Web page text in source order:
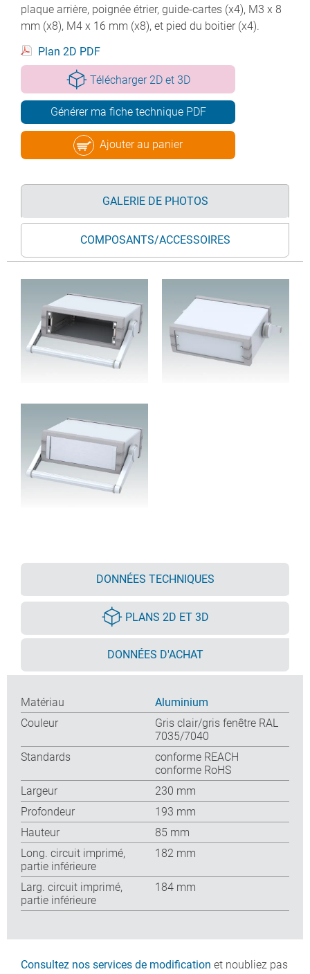
plaque arrière, poignée étrier, guide-cartes (x4), M3 x 8
mm (x8), M4 x 16 mm (x8), et pied du boitier (x4).
Plan 2D PDF
Télécharger 2D et 3D
Générer ma fiche technique PDF
Ajouter au panier
GALERIE DE PHOTOS
COMPOSANTS/ACCESSOIRES
DONNÉES TECHNIQUES
PLANS 2D ET 3D
DONNÉES D'ACHAT
Matériau
Aluminium
Couleur
Gris clair/gris fenêtre RAL
7035/7040
Standards
conforme REACH
conforme RoHS
Largeur
230 mm
Profondeur
193 mm
Hauteur
85 mm
Long. circuit imprimé,
partie inférieure
182 mm
Larg. circuit imprimé,
partie inférieure
184 mm
Consultez nos services de modification et noubliez pas